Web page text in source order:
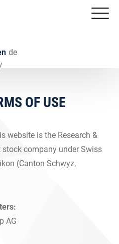
de
OF USE
website is the Research &
stock company under Swiss
(Canton Schwyz,
AG